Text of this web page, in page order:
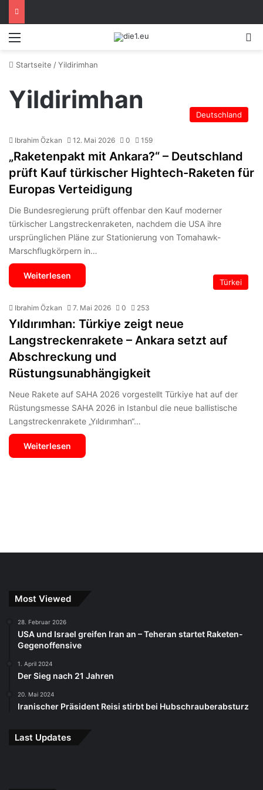
Startseite /Yildirimhan
Yildirimhan
Deutschland
Ibrahim Özkan 12. Mai 2026 0 159
„Raketenpakt mit Ankara?“ – Deutschland
prüft Kauf türkischer Hightech-Raketen für
Europas Verteidigung
Die Bundesregierung prüft offenbar den Kauf moderner
türkischer Langstreckenraketen, nachdem die USA ihre
ursprünglichen Pläne zur Stationierung von Tomahawk-
Marschflugkörpern in…
Weiterlesen
Türkei
Ibrahim Özkan 7. Mai 2026 0 253
Yıldırımhan: Türkiye zeigt neue
Langstreckenrakete – Ankara setzt auf
Abschreckung und
Rüstungsunabhängigkeit
Neue Rakete auf SAHA 2026 vorgestellt Türkiye hat auf der
Rüstungsmesse SAHA 2026 in Istanbul die neue ballistische
Langstreckenrakete „Yıldırımhan“…
Weiterlesen
Most Viewed
28. Februar 2026
USA und Israel greifen Iran an – Teheran startet Raketen-
Gegenoffensive
1. April 2024
Der Sieg nach 21 Jahren
20. Mai 2024
Iranischer Präsident Reisi stirbt bei Hubschrauberabsturz
Last Updates